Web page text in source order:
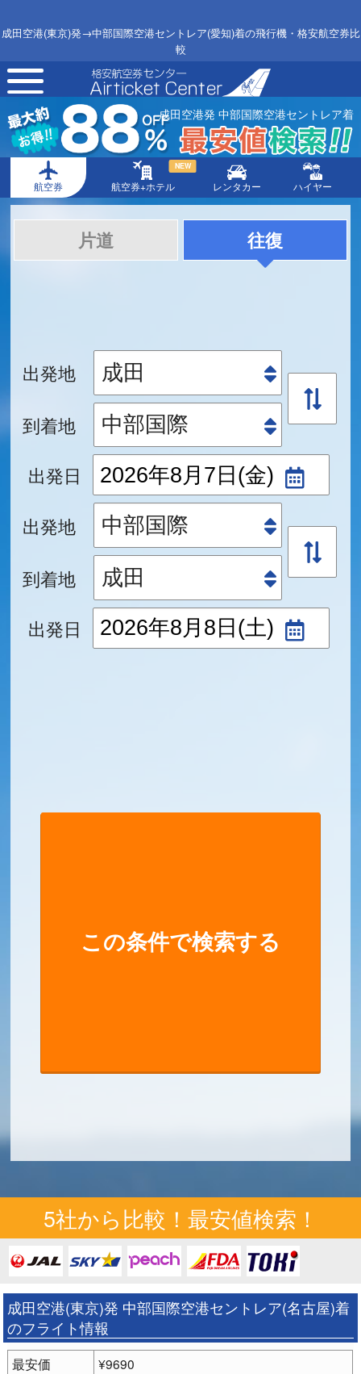
成田空港(東京)発→中部国際空港セントレア(愛知)着の飛行機・格安航空券比
較
toggle
navigation
成田空港発 中部国際空港セントレア着
航空券 航空券+ホテル
NEW
レンタカー ハイヤー
片道 往復
出発地
到着地
出発日
出発地
到着地
出発日
5社から比較！最安値検索！
成田空港(東京)発 中部国際空港セントレア(名古屋)着
のフライト情報
最安価
¥9690